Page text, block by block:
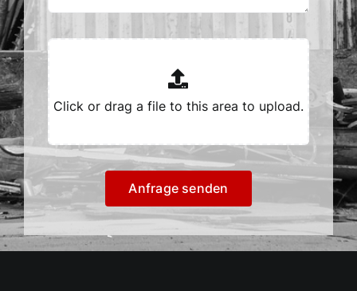
Anfrage senden